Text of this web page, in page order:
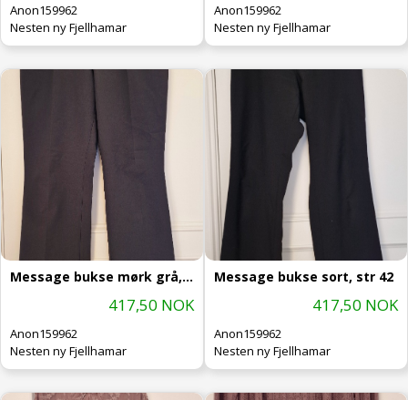
Anon159962
Nesten ny Fjellhamar
Anon159962
Nesten ny Fjellhamar
Message bukse mørk grå, str 42
417,50 NOK
Anon159962
Nesten ny Fjellhamar
Message bukse sort, str 42
417,50 NOK
Anon159962
Nesten ny Fjellhamar